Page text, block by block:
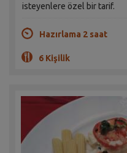
isteyenlere özel bir tarif.
Hazırlama 2 saat
6 Kişilik